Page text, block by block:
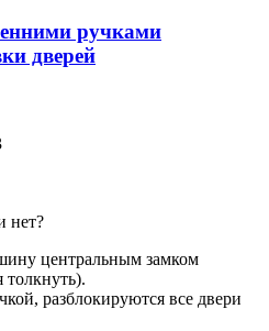
ручками
дверей
нет?
центральным замком
толкнуть).
разблокируются все двери